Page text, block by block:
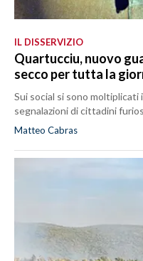
IL DISSERVIZIO
Quartucciu, nuovo
secco per tutta la
Sui social si sono
segnalazioni di cittadini
Matteo Cabras